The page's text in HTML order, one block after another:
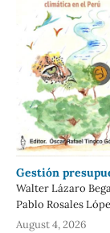
Gestión
Walter Lázaro
Pablo Rosales
August 4, 2026